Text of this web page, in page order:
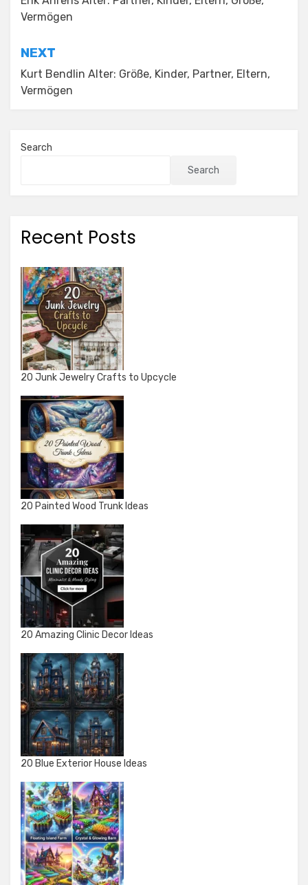
navigation
Vermögen
NEXT
Kurt Bendlin Alter: Größe, Kinder, Partner, Eltern,
Vermögen
Search
Search
Recent Posts
20 Junk Jewelry Crafts to Upcycle
20 Painted Wood Trunk Ideas
20 Amazing Clinic Decor Ideas
20 Blue Exterior House Ideas